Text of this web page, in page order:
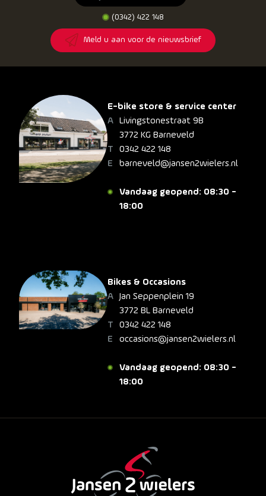
(0342) 422 148
Meld u aan voor de nieuwsbrief
E-bike store & service center
Livingstonestraat 9B
3772 KG Barneveld
0342 422 148
barneveld@jansen2wielers.nl
Vandaag geopend: 08:30 -
18:00
Bikes & Occasions
Jan Seppenplein 19
3772 BL Barneveld
0342 422 148
occasions@jansen2wielers.nl
Vandaag geopend: 08:30 -
18:00